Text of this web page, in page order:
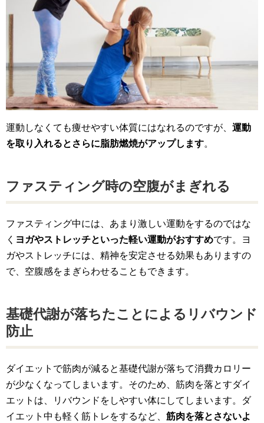
運動しなくても痩せやすい体質にはなれるのですが、 運動
を取り入れるとさらに脂肪燃焼がアップします。
ファスティング時の空腹がまぎれる
ファスティング中には、あまり激しい運動をするのではな
く ヨガやストレッチといった軽い運動がおすすめです。ヨ
ガやストレッチには、精神を安定させる効果もありますの
で、空腹感をまぎらわせることもできます。
基礎代謝が落ちたことによるリバウンド
防止
ダイエットで筋肉が減ると基礎代謝が落ちて消費カロリー
が少なくなってしまいます。そのため、筋肉を落とすダイ
エットは、リバウンドをしやすい体にしてしまいます。ダ
イエット中も軽く筋トレをするなど、 筋肉を落とさないよ